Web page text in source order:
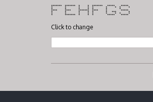
******* ******* * * ******* ***** *****
* * * * * * * * *
* * * * * * *
**** **** ******* **** * *****
* * * * * * *** *
* * * * * * * * *
* ******* * * * ***** *****
Click to change